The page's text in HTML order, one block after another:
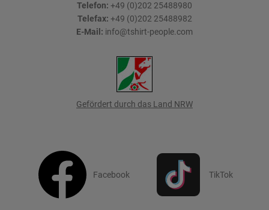
Telefon: +49 (0)202 25488980
Telefax: +49 (0)202 25488982
E-Mail: info@tshirt-people.com
Gefördert durch das Land NRW
Facebook TikTok